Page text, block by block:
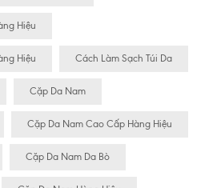
Hiệu
Hiệu Cách Làm Sạch Túi Da
Cặp Da Nam
Cặp Da Nam Cao Cấp Hàng Hiệu
Cặp Da Nam Da Bò